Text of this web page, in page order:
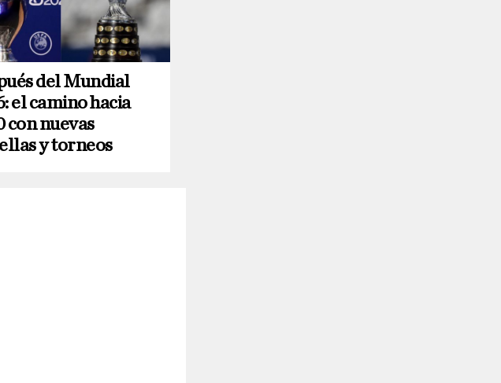
del Mundial
el camino hacia
con nuevas
y torneos